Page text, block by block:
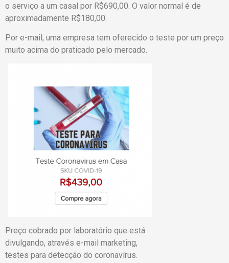
o serviço a um casal por R$690,00. O valor normal é de
aproximadamente R$180,00.
Por e-mail, uma empresa tem oferecido o teste por um preço
muito acima do praticado pelo mercado.
Preço cobrado por laboratório que está
divulgando, através e-mail marketing,
testes para detecção do coronavírus.